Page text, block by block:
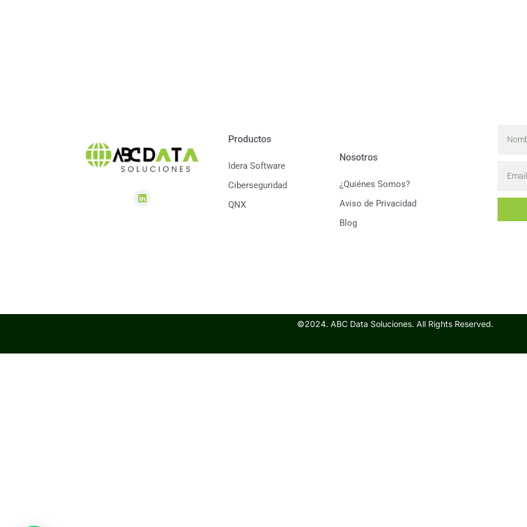
Productos
Idera Software
Ciberseguridad
QNX
Nosotros
¿Quiénes Somos?
Aviso de Privacidad
Blog
©2024. ABC Data Soluciones. All Rights Reserved.